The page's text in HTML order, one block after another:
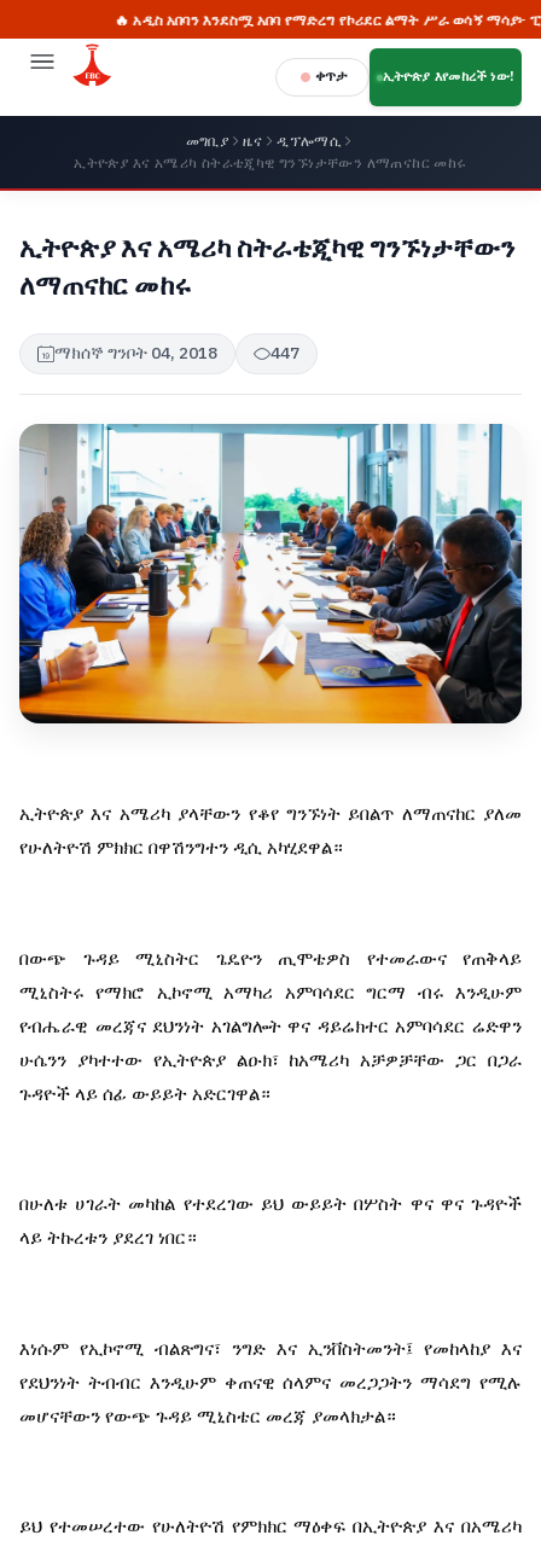
🔥 አዲስ አበባን እንደስሟ አበባ የማድረግ የኮሪደር ልማት ሥራ ወሳኝ ማሳያ፦ ፒያሳ
ቀጥታ ኢትዮጵያ እየመከረች ነው!
መግቢያ ዜና
ዲፕሎማሲ
ኢትዮጵያ እና አሜሪካ ስትራቴጂካዊ ግንኙነታቸውን ለማጠናከር መከሩ
ኢትዮጵያ እና አሜሪካ ስትራቴጂካዊ ግንኙነታቸውን
ለማጠናከር መከሩ
ማክሰኞ ግንቦት 04, 2018 447
ኢትዮጵያ እና አሜሪካ ያላቸውን የቆየ ግንኙነት ይበልጥ ለማጠናከር ያለመ
የሁለትዮሽ ምክክር በዋሽንግተን ዲሲ አካሂደዋል።
በውጭ ጉዳይ ሚኒስትር ጌዴዮን ጢሞቴዎስ የተመራውና የጠቅላይ
ሚኒስትሩ የማክሮ ኢኮኖሚ አማካሪ አምባሳደር ግርማ ብሩ እንዲሁም
የብሔራዊ መረጃና ደህንነት አገልግሎት ዋና ዳይሬክተር አምባሳደር ሬድዋን
ሁሴንን ያካተተው የኢትዮጵያ ልዑክ፣ ከአሜሪካ አቻዎቻቸው ጋር በጋራ
ጉዳዮች ላይ ሰፊ ውይይት አድርገዋል።
በሁለቱ ሀገራት መካከል የተደረገው ይህ ውይይት በሦስት ዋና ዋና ጉዳዮች
ላይ ትኩረቱን ያደረገ ነበር።
እነሱም የኢኮኖሚ ብልጽግና፣ ንግድ እና ኢንቨስትመንት፤ የመከላከያ እና
የደህንነት ትብብር እንዲሁም ቀጠናዊ ሰላምና መረጋጋትን ማሳደግ የሚሉ
መሆናቸውን የውጭ ጉዳይ ሚኒስቴር መረጃ ያመላክታል።
ይህ የተመሠረተው የሁለትዮሽ የምክክር ማዕቀፍ በኢትዮጵያ እና በአሜሪካ